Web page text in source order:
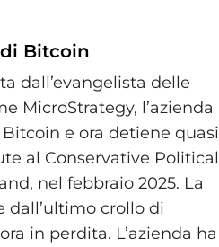
Bitcoin
dall’evangelista delle
MicroStrategy, l’azienda
e ora detiene quasi
al Conservative Political
nel febbraio 2025. La
dall’ultimo crollo di
in perdita. L’azienda ha